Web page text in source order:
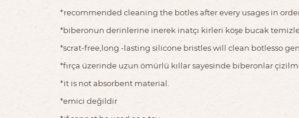
*recommended cleaning the botles after every usages in
*biberonun derinlerine inerek inatçı kirleri köşe bucak temizler
*scrat-free,long -lasting silicone bristles will clean botlesso
*fırça üzerinde uzun ömürlü kıllar sayesinde biberonlar
*it is not absorbent material.
*emici değildir